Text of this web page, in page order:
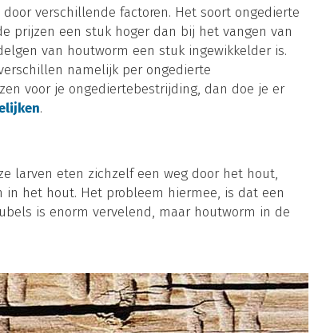
verschillende factoren. Het soort ongedierte
prijzen een stuk hoger dan bij het vangen van
van houtworm een stuk ingewikkelder is.
namelijk per ongedierte
voor je ongediertebestrijding, dan doe je er
.
larven eten zichzelf een weg door het hout,
het hout. Het probleem hiermee, is dat een
is enorm vervelend, maar houtworm in de